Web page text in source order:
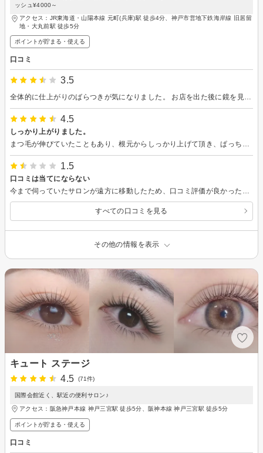
ッシュ¥4000～
アクセス：JR東海道・山陽本線 元町(兵庫)駅 徒歩4分、神戸市営地下鉄海岸線 旧居留
地・大丸前駅 徒歩5分
ポイントが貯まる・使える
口コミ
3.5
4.5
しっかり上がりました。
1.5
口コミは当てにならない
すべての口コミを見る
その他の情報を表示
キュート ステージ
4.5
(71件)
国際会館近く、駅近の便利サロン♪
アクセス：阪急神戸本線 神戸三宮駅 徒歩5分、阪神本線 神戸三宮駅 徒歩5分
ポイントが貯まる・使える
口コミ